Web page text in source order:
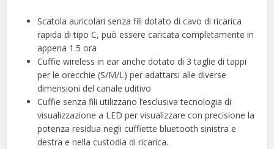
Scatola auricolari senza fili dotato di cavo di ricarica
rapida di tipo C, può essere caricata completamente in
appena 1.5 ora
Cuffie wireless in ear anche dotato di 3 taglie di tappi
per le orecchie (S/M/L) per adattarsi alle diverse
dimensioni del canale uditivo
Cuffie senza fili utilizzano l’esclusiva tecnologia di
visualizzazione a LED per visualizzare con precisione la
potenza residua negli cuffiette bluetooth sinistra e
destra e nella custodia di ricarica.